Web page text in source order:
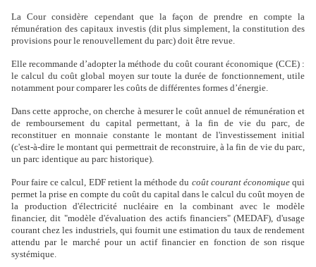
La Cour considère cependant que la façon de prendre en compte la
rémunération des capitaux investis (dit plus simplement, la constitution des
provisions pour le renouvellement du parc) doit être revue.
Elle recommande d’adopter la méthode du coût courant économique (CCE) :
le calcul du coût global moyen sur toute la durée de fonctionnement, utile
notamment pour comparer les coûts de différentes formes d’énergie.
Dans cette approche, on cherche à mesurer le coût annuel de rémunération et
de remboursement du capital permettant, à la fin de vie du parc, de
reconstituer en monnaie constante le montant de l'investissement initial
(c'est-à-dire le montant qui permettrait de reconstruire, à la fin de vie du parc,
un parc identique au parc historique).
Pour faire ce calcul, EDF retient la méthode du coût courant économiquequi
permet la prise en compte du coût du capital dans le calcul du coût moyen de
la production d'électricité nucléaire en la combinant avec le modèle
financier, dit "modèle d'évaluation des actifs financiers" (MEDAF), d'usage
courant chez les industriels, qui fournit une estimation du taux de rendement
attendu par le marché pour un actif financier en fonction de son risque
systémique.